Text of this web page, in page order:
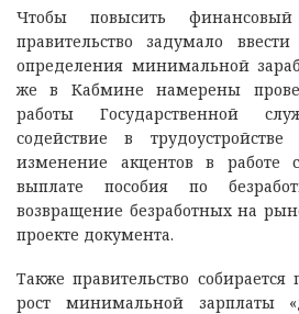
Чтобы повысить
правительство задумало
определения минимальной
же в Кабмине намерены
работы Государственной
содействие в трудоустройстве
изменение акцентов в работе
выплате пособия по
возвращение безработных на
проекте документа.
Также правительство собирается
рост минимальной зарплаты